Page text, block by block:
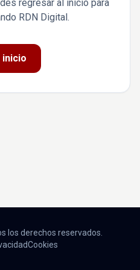
regresar al inicio para
RDN Digital.
inicio
los derechos reservados.
Cookies